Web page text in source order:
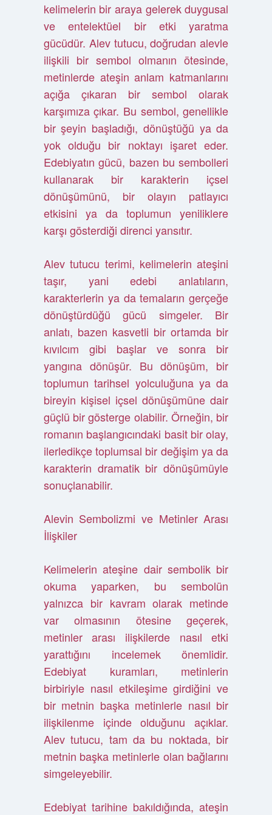
kelimelerin bir araya gelerek duygusal
ve entelektüel bir etki yaratma
gücüdür. Alev tutucu, doğrudan alevle
ilişkili bir sembol olmanın ötesinde,
metinlerde ateşin anlam katmanlarını
açığa çıkaran bir sembol olarak
karşımıza çıkar. Bu sembol, genellikle
bir şeyin başladığı, dönüştüğü ya da
yok olduğu bir noktayı işaret eder.
Edebiyatın gücü, bazen bu sembolleri
kullanarak bir karakterin içsel
dönüşümünü, bir olayın patlayıcı
etkisini ya da toplumun yeniliklere
karşı gösterdiği direnci yansıtır.
Alev tutucu terimi, kelimelerin ateşini
taşır, yani edebi anlatıların,
karakterlerin ya da temaların gerçeğe
dönüştürdüğü gücü simgeler. Bir
anlatı, bazen kasvetli bir ortamda bir
kıvılcım gibi başlar ve sonra bir
yangına dönüşür. Bu dönüşüm, bir
toplumun tarihsel yolculuğuna ya da
bireyin kişisel içsel dönüşümüne dair
güçlü bir gösterge olabilir. Örneğin, bir
romanın başlangıcındaki basit bir olay,
ilerledikçe toplumsal bir değişim ya da
karakterin dramatik bir dönüşümüyle
sonuçlanabilir.
Alevin Sembolizmi ve Metinler Arası
İlişkiler
Kelimelerin ateşine dair sembolik bir
okuma yaparken, bu sembolün
yalnızca bir kavram olarak metinde
var olmasının ötesine geçerek,
metinler arası ilişkilerde nasıl etki
yarattığını incelemek önemlidir.
Edebiyat kuramları, metinlerin
birbiriyle nasıl etkileşime girdiğini ve
bir metnin başka metinlerle nasıl bir
ilişkilenme içinde olduğunu açıklar.
Alev tutucu, tam da bu noktada, bir
metnin başka metinlerle olan bağlarını
simgeleyebilir.
Edebiyat tarihine bakıldığında, ateşin